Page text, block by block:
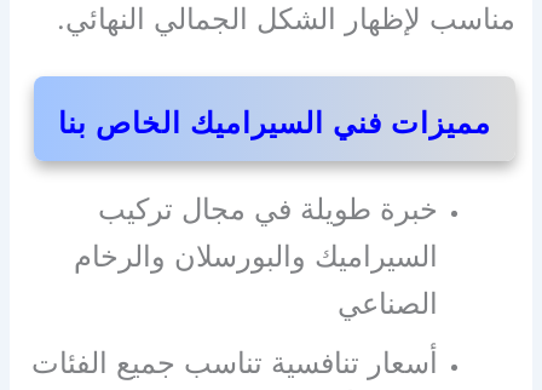
مناسب لإظهار الشكل الجمالي النهائي.
مميزات فني السيراميك الخاص بنا
خبرة طويلة في مجال تركيب
السيراميك والبورسلان والرخام
الصناعي
أسعار تنافسية تناسب جميع الفئات